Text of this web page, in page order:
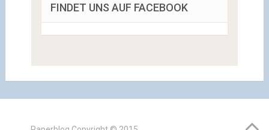
FINDET UNS AUF FACEBOOK